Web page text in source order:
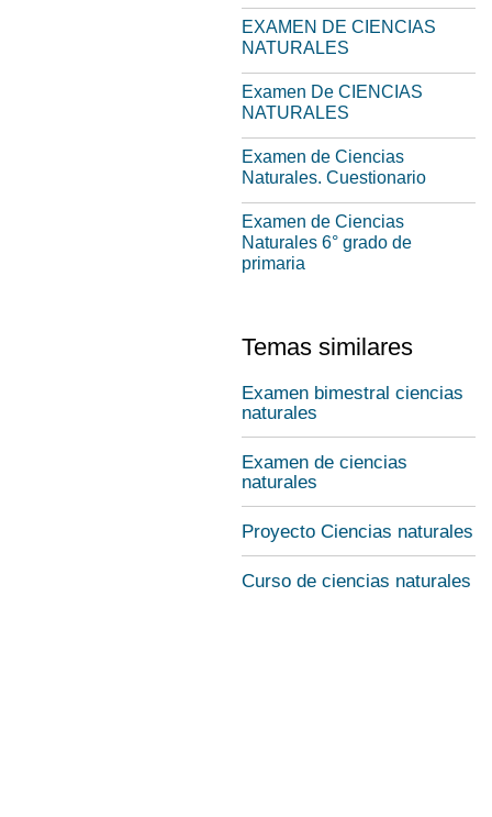
EXAMEN DE CIENCIAS
NATURALES
Examen De CIENCIAS
NATURALES
Examen de Ciencias
Naturales. Cuestionario
Examen de Ciencias
Naturales 6° grado de
primaria
Temas similares
Examen bimestral ciencias
naturales
Examen de ciencias
naturales
Proyecto Ciencias naturales
Curso de ciencias naturales